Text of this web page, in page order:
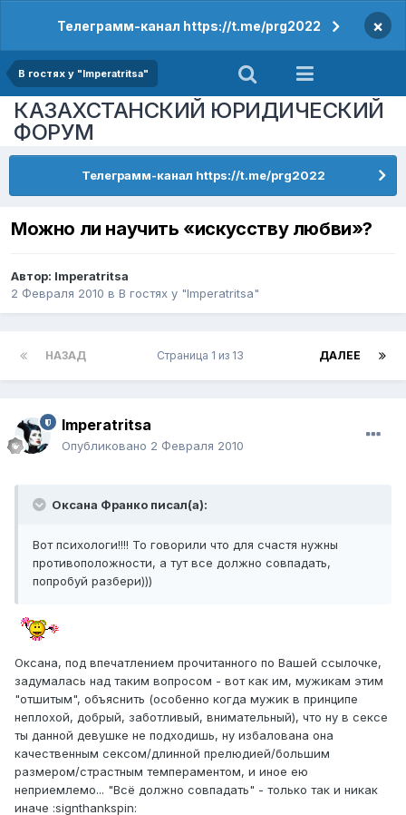
Телеграмм-канал https://t.me/prg2022 ×
В гостях у "Imperatritsa"
КАЗАХСТАНСКИЙ ЮРИДИЧЕСКИЙ
ФОРУМ
Телеграмм-канал https://t.me/prg2022
Можно ли научить «искусству любви»?
Автор: Imperatritsa
2 Февраля 2010 в В гостях у "Imperatritsa"
НАЗАД ДАЛЕЕ
Страница 1 из 13
Imperatritsa
Опубликовано 2 Февраля 2010
Оксана Франко писал(а):
Вот психологи!!!! То говорили что для счастя нужны
противоположности, а тут все должно совпадать,
попробуй разбери)))
Оксана, под впечатлением прочитанного по Вашей ссылочке,
задумалась над таким вопросом - вот как им, мужикам этим
"отшитым", объяснить (особенно когда мужик в принципе
неплохой, добрый, заботливый, внимательный), что ну в сексе
ты данной девушке не подходишь, ну избалована она
качественным сексом/длинной прелюдией/большим
размером/страстным темпераментом, и иное ею
неприемлемо... "Всё должно совпадать" - только так и никак
иначе :signthankspin: